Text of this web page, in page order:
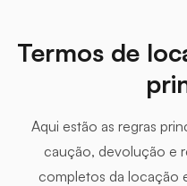
Termos de
Aqui estão as regras
caução, devolução e
completos da locação